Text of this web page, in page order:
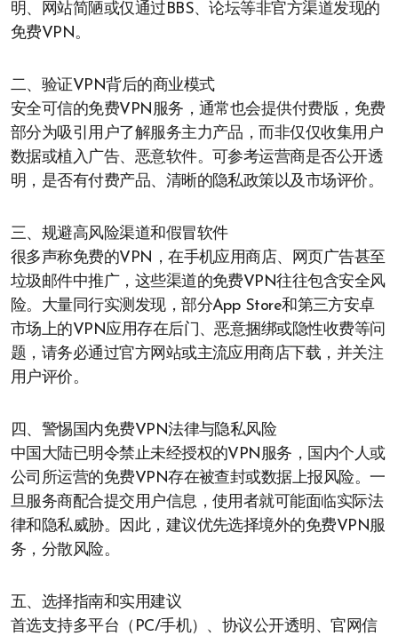
明、网站简陋或仅通过BBS、论坛等非官方渠道发现的
免费VPN。
二、验证VPN背后的商业模式
安全可信的免费VPN服务，通常也会提供付费版，免费
部分为吸引用户了解服务主力产品，而非仅仅收集用户
数据或植入广告、恶意软件。可参考运营商是否公开透
明，是否有付费产品、清晰的隐私政策以及市场评价。
三、规避高风险渠道和假冒软件
很多声称免费的VPN，在手机应用商店、网页广告甚至
垃圾邮件中推广，这些渠道的免费VPN往往包含安全风
险。大量同行实测发现，部分App Store和第三方安卓
市场上的VPN应用存在后门、恶意捆绑或隐性收费等问
题，请务必通过官方网站或主流应用商店下载，并关注
用户评价。
四、警惕国内免费VPN法律与隐私风险
中国大陆已明令禁止未经授权的VPN服务，国内个人或
公司所运营的免费VPN存在被查封或数据上报风险。一
旦服务商配合提交用户信息，使用者就可能面临实际法
律和隐私威胁。因此，建议优先选择境外的免费VPN服
务，分散风险。
五、选择指南和实用建议
首选支持多平台（PC/手机）、协议公开透明、官网信